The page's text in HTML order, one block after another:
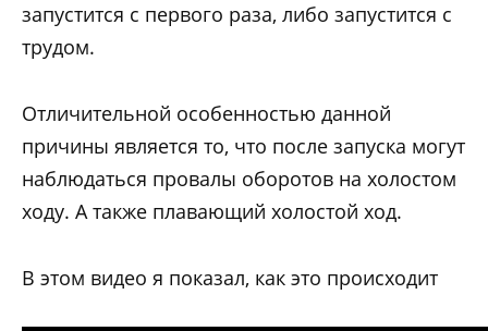
запустится с первого раза, либо запустится с
трудом.
Отличительной особенностью данной
причины является то, что после запуска могут
наблюдаться провалы оборотов на холостом
ходу. А также плавающий холостой ход.
В этом видео я показал, как это происходит